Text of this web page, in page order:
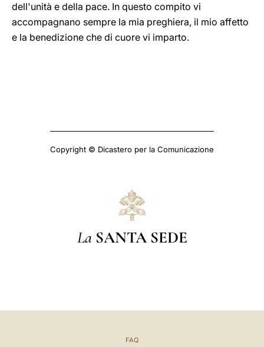
dell'unità e della pace. In questo compito vi
accompagnano sempre la mia preghiera, il mio affetto
e la benedizione che di cuore vi imparto.
Copyright © Dicastero per la Comunicazione
La SANTA SEDE
FAQ